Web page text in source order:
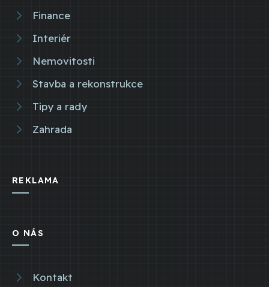
Finance
Interiér
Nemovitosti
Stavba a rekonstrukce
Tipy a rady
Zahrada
REKLAMA
O NÁS
Kontakt